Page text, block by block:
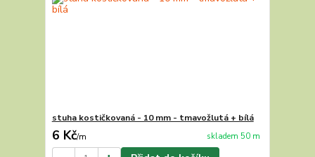
stuha kostičkovaná - 10 mm - tmavožlutá + bílá
6 Kč/m skladem 50 m